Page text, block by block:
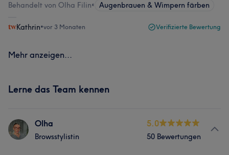
Behandelt von Olha Filin• Augenbrauen & Wimpern färben
Kathrin•vor 3 Monaten Verifizierte Bewertung
Mehr anzeigen...
Lerne das Team kennen
Olha
Browsstylistin
5.0
50 Bewertungen